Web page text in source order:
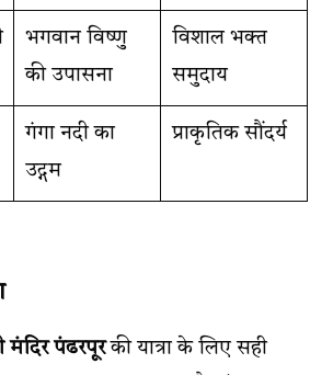
भगवान विष्णु
की उपासना
विशाल भक्त
समुदाय
गंगा नदी का
उद्गम
प्राकृतिक सौंदर्य
मंदिर पंढरपूरकी यात्रा के लिए सही